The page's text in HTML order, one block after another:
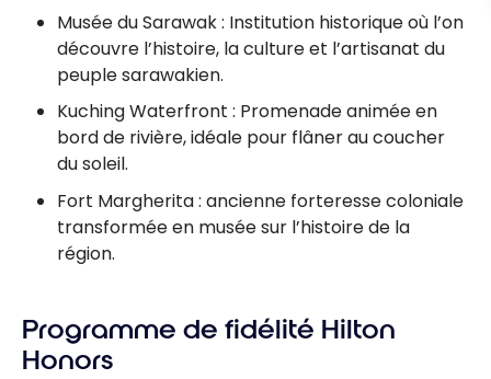
Musée du Sarawak : Institution historique où l’on
découvre l’histoire, la culture et l’artisanat du
peuple sarawakien.
Kuching Waterfront : Promenade animée en
bord de rivière, idéale pour flâner au coucher
du soleil.
Fort Margherita : ancienne forteresse coloniale
transformée en musée sur l’histoire de la
région.
Programme de fidélité Hilton
Honors